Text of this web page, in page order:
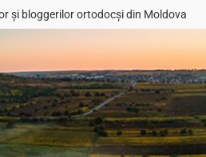
și bloggerilor ortodocși din Moldova